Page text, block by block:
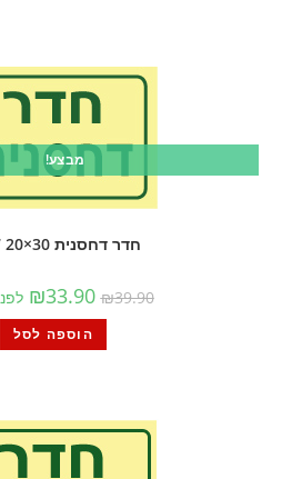
מבצע!
חדר דחסנית 30×20 8017
₪39.90
₪33.90
הוספה לסל